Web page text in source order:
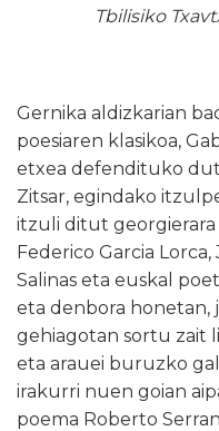
Tbilisiko
Gernika aldizkarian
poesiaren klasikoa,
etxea defendituko
Zitsar, egindako
itzuli ditut
Federico Garcia
Salinas eta euskal
eta denbora honetan,
gehiagotan sortu zait
eta arauei buruzko
irakurri nuen goian
poema Roberto